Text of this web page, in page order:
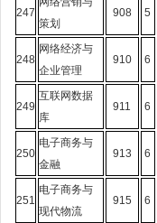
247
策划
908 5
248
网络经济与
企业管理
910 6
249
互联网数据
库
911 6
250
电子商务与
金融
913 6
251
电子商务与
现代物流
915 6